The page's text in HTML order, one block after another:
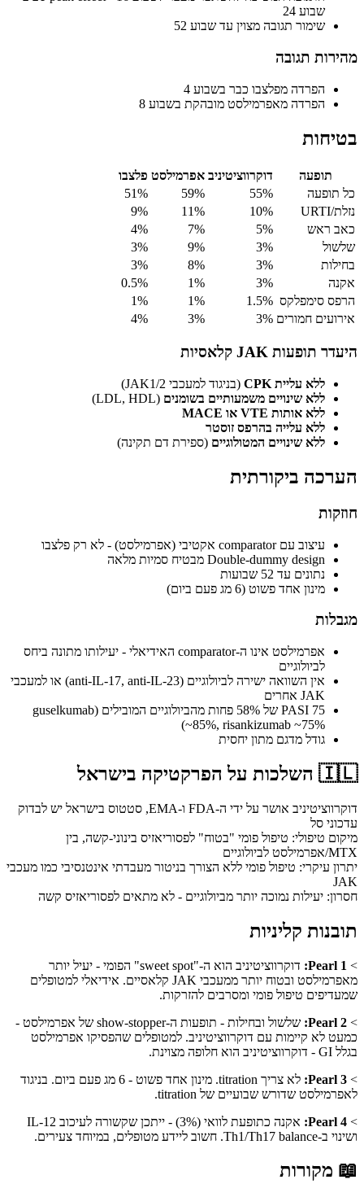
שבוע 24
שימור תגובה מצוין עד שבוע 52
מהירות תגובה
הפרדה מפלצבו כבר בשבוע 4
הפרדה מאפרמילסט מובהקת בשבוע 8
בטיחות
תופעה דוקרווציטיניב אפרמילסט פלצבו
כל תופעה
55%
59%
51%
נזלת/URTI
10%
11%
9%
כאב ראש
5%
7%
4%
שלשול
3%
9%
3%
בחילות
3%
8%
3%
אקנה
3%
1%
0.5%
הרפס סימפלקס 1.5%
1%
1%
אירועים חמורים 3%
3%
4%
היעדר תופעות JAK קלאסיות
ללא עליית CPK
(בניגוד למעכבי JAK1/2)
ללא שינויים משמעותיים בשומנים (LDL, HDL)
ללא אותות VTE או MACE
ללא עלייה בהרפס זוסטר
ללא שינויים המטולוגיים (ספירת דם תקינה)
הערכה ביקורתית
חוזקות
עיצוב עם comparator אקטיבי (אפרמילסט) - לא רק פלצבו
Double-dummy design מבטיח סמיות מלאה
נתונים עד 52 שבועות
מינון אחד פשוט (6 מג פעם ביום)
מגבלות
אפרמילסט אינו ה-comparator האידיאלי - יעילותו מתונה ביחס
לביולוגיים
אין השוואה ישירה לביולוגיים (anti-IL-17, anti-IL-23) או למעכבי
JAK אחרים
PASI 75 של 58% פחות מהביולוגיים המובילים (guselkumab
~85%, risankizumab ~75%)
גודל מדגם מתון יחסית
🇮🇱 השלכות על הפרקטיקה בישראל
דוקרווציטיניב אושר על ידי ה-FDA ו-EMA, סטטוס בישראל יש לבדוק
עדכוני סל
מיקום טיפולי: טיפול פומי "בטוח" לפסוריאזיס בינוני-קשה, בין
MTX/אפרמילסט לביולוגיים
יתרון עיקרי: טיפול פומי ללא הצורך בניטור מעבדתי אינטנסיבי כמו מעכבי
JAK
חסרון: יעילות נמוכה יותר מביולוגיים - לא מתאים לפסוריאזיס קשה
תובנות קליניות
>
Pearl 1:
דוקרווציטיניב הוא ה-"sweet spot" הפומי - יעיל יותר
מאפרמילסט ובטוח יותר ממעכבי JAK קלאסיים. אידיאלי למטופלים
שמעדיפים טיפול פומי ומסרבים להזרקות.
>
Pearl 2:
שלשול ובחילות - תופעות ה-show-stopper של אפרמילסט -
כמעט לא קיימות עם דוקרווציטיניב. למטופלים שהפסיקו אפרמילסט
בגלל GI - דוקרווציטיניב הוא חלופה מצוינת.
>
Pearl 3:
לא צריך titration. מינון אחד פשוט - 6 מג פעם ביום. בניגוד
לאפרמילסט שדורש שבועיים של titration.
>
Pearl 4:
אקנה כתופעת לוואי (3%) - ייתכן שקשורה לעיכוב IL-12
ושינוי ב-Th1/Th17 balance. חשוב ליידע מטופלים, במיוחד צעירים.
📖 מקורות